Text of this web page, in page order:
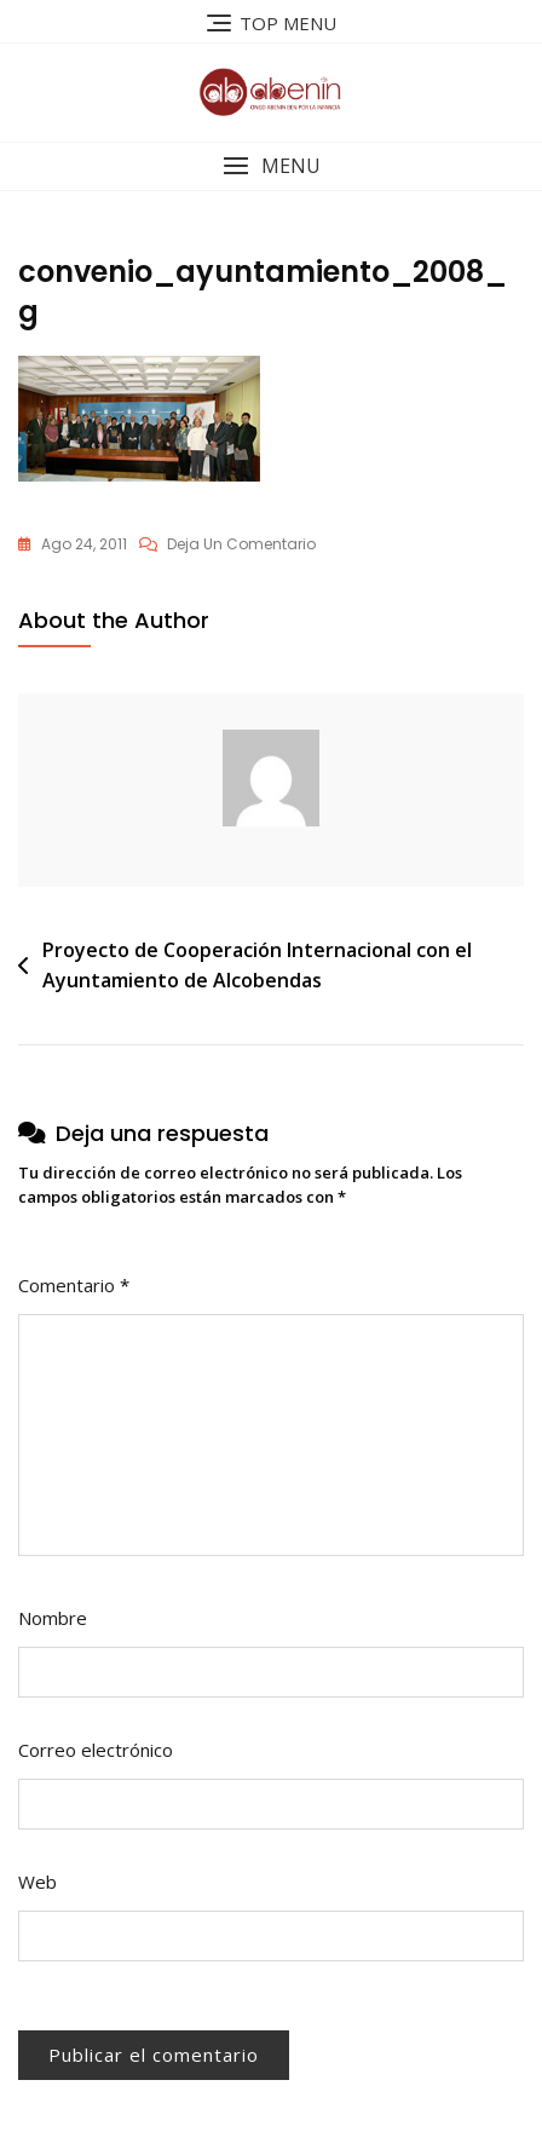
TOP MENU
MENU
convenio_ayuntamiento_2008_
g
Ago 24, 2011 Deja Un ComentarioEn
About the Author
Navegación
de
Proyecto de Cooperación Internacional con el
Ayuntamiento de Alcobendas
Deja una respuesta
Tu dirección de correo electrónico no será publicada. Los
campos obligatorios están marcados con *
Comentario *
Nombre
Correo electrónico
Web